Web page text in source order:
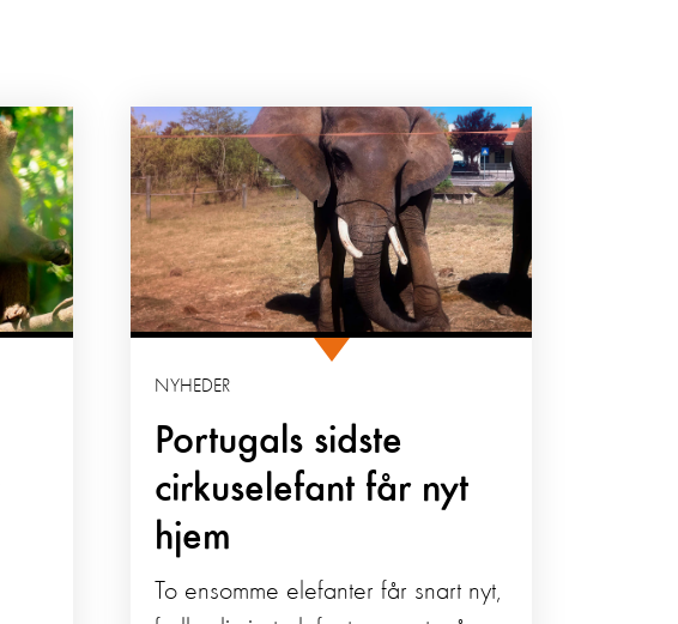
Portugals sidste
cirkuselefant får nyt
hjem
NYHEDER
To ensomme elefanter får snart nyt,